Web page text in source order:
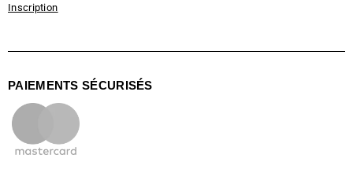
Inscription
PAIEMENTS SÉCURISÉS